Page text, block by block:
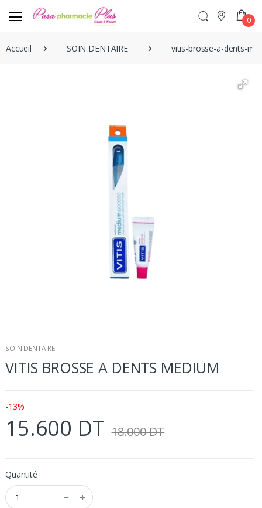
0
Accueil SOIN DENTAIRE vitis-brosse-a-dents-
SOIN DENTAIRE
VITIS BROSSE A DENTS MEDIUM
-13%
15.600 DT 18.000 DT
Quantité